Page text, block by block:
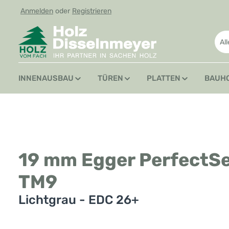
Hauptinhalt springen
Zur Suche springen
Zur Hauptnavigation springen
Anmelden oder Registrieren
INNENAUSBAU TÜREN PLATTEN
19 mm Egger
TM9
Lichtgrau - EDC 26+